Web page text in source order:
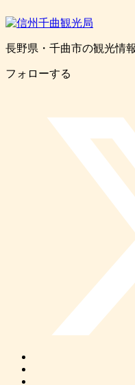
長野県・千曲市の観光情
フォローする